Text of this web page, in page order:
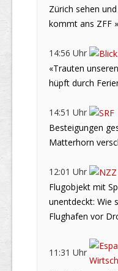
Zürich sehen
kommt ans ZFF »
14:56 Uhr
«Trauten
hüpft durch
14:51 Uhr
Besteigungen
Matterhorn
12:01 Uhr
Flugobjekt mit
unentdeckt: Wie
Flughafen vor
11:31 Uhr